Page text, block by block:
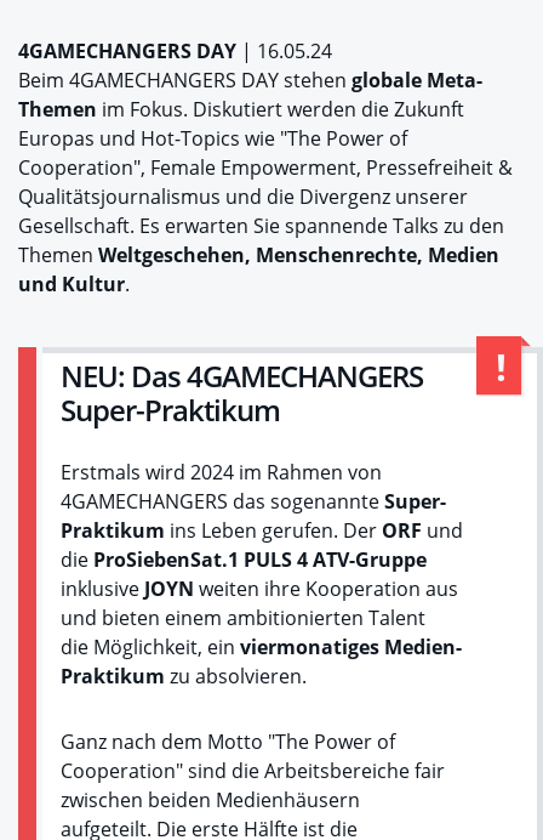
4GAMECHANGERS DAY | 16.05.24
Beim 4GAMECHANGERS DAY stehen globale Meta-
Themen im Fokus. Diskutiert werden die Zukunft
Europas und Hot-Topics wie "The Power of
Cooperation", Female Empowerment, Pressefreiheit &
Qualitätsjournalismus und die Divergenz unserer
Gesellschaft. Es erwarten Sie spannende Talks zu den
Themen Weltgeschehen, Menschenrechte, Medien
und Kultur.
NEU: Das 4GAMECHANGERS
Super-Praktikum
Erstmals wird 2024 im Rahmen von
4GAMECHANGERS das sogenannteSuper-
Praktikum ins Leben gerufen. Der ORF und
die ProSiebenSat.1 PULS 4 ATV-Gruppe
inklusive JOYN weiten ihre Kooperation aus
und bieten einem ambitionierten Talent
die Möglichkeit, ein viermonatiges Medien-
Praktikum zu absolvieren.
Ganz nach dem Motto "The Power of
Cooperation" sind die Arbeitsbereiche fair
zwischen beiden Medienhäusern
aufgeteilt. Die erste Hälfte ist die